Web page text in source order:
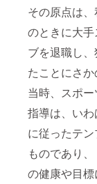
その原点は
のときに大
ブを退職し
たことにさか
当時、スポ
指導は、い
に従ったテ
ものであり
の健康や目標